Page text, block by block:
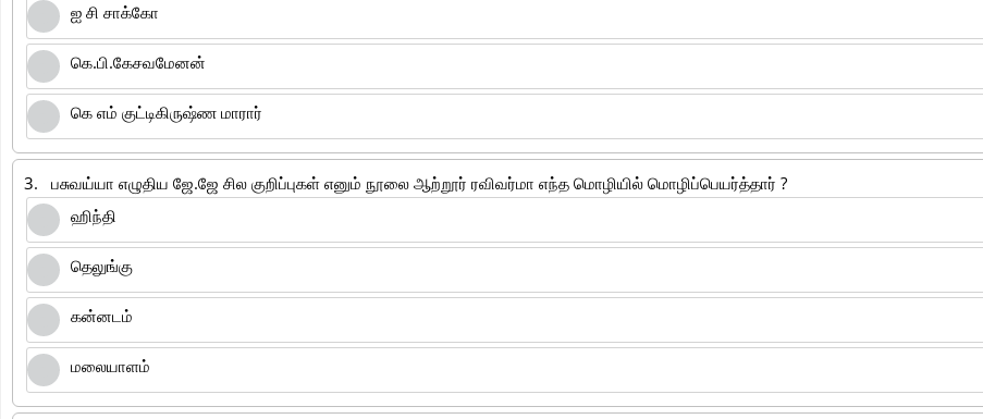
ஐ சி சாக்கோ
கெ.பி.கேசவமேனன்
கெ எம் குட்டிகிருஷ்ண மாரார்
3.
பசுவய்யா எழுதிய ஜே.ஜே சில குறிப்புகள் எனும் நூலை ஆற்றூர் ரவிவர்மா எந்த மொழியில் மொழிப்பெயர்த்தார் ?
ஹிந்தி
தெலுங்கு
கன்னடம்
மலையாளம்